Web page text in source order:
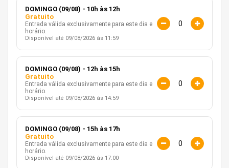
DOMINGO (09/08) - 10h às 12h
Gratuito
Entrada válida exclusivamente para este dia e
horário.
Disponível até 09/08/2026 às 11:59
DOMINGO (09/08) - 12h às 15h
Gratuito
Entrada válida exclusivamente para este dia e
horário.
Disponível até 09/08/2026 às 14:59
DOMINGO (09/08) - 15h às 17h
Gratuito
Entrada válida exclusivamente para este dia e
horário.
Disponível até 09/08/2026 às 17:00